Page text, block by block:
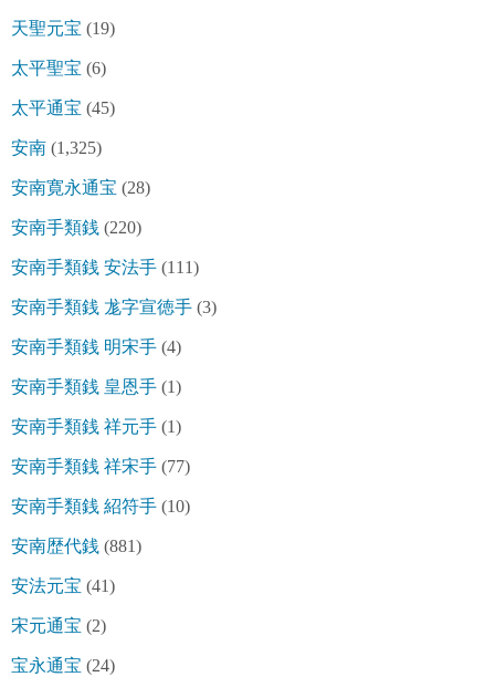
天聖元宝 (19)
太平聖宝 (6)
太平通宝 (45)
安南 (1,325)
安南寛永通宝 (28)
安南手類銭 (220)
安南手類銭 安法手 (111)
安南手類銭 尨字宣徳手 (3)
安南手類銭 明宋手 (4)
安南手類銭 皇恩手 (1)
安南手類銭 祥元手 (1)
安南手類銭 祥宋手 (77)
安南手類銭 紹符手 (10)
安南歴代銭 (881)
安法元宝 (41)
宋元通宝 (2)
宝永通宝 (24)